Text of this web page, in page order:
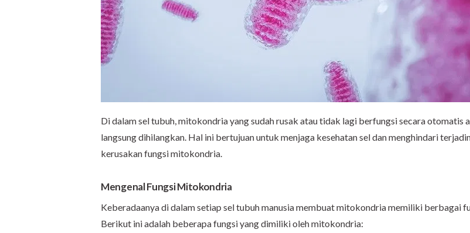
Di dalam sel tubuh, mitokondria yang sudah rusak atau tidak lagi berfungsi secara otomatis
langsung dihilangkan. Hal ini bertujuan untuk menjaga kesehatan sel dan menghindari
kerusakan fungsi mitokondria.
Mengenal Fungsi Mitokondria
Keberadaanya di dalam setiap sel tubuh manusia membuat mitokondria memiliki berbagai
Berikut ini adalah beberapa fungsi yang dimiliki oleh mitokondria: